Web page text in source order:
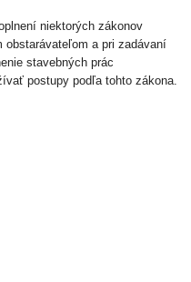
niektorých zákonov
a pri zadávaní
stavebných prác
postupy podľa tohto zákona.